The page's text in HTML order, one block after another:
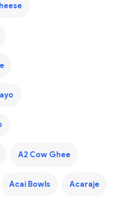
A2 Cow Ghee
Acai Bowls Acaraje